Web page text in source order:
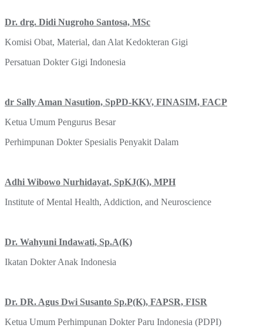
Dr. drg. Didi Nugroho Santosa, MSc
Komisi Obat, Material, dan Alat Kedokteran Gigi
Persatuan Dokter Gigi Indonesia
dr Sally Aman Nasution, SpPD-KKV, FINASIM, FACP
Ketua Umum Pengurus Besar
Perhimpunan Dokter Spesialis Penyakit Dalam
Adhi Wibowo Nurhidayat, SpKJ(K), MPH
Institute of Mental Health, Addiction, and Neuroscience
Dr. Wahyuni Indawati, Sp.A(K)
Ikatan Dokter Anak Indonesia
Dr. DR. Agus Dwi Susanto Sp.P(K), FAPSR, FISR
Ketua Umum Perhimpunan Dokter Paru Indonesia (PDPI)